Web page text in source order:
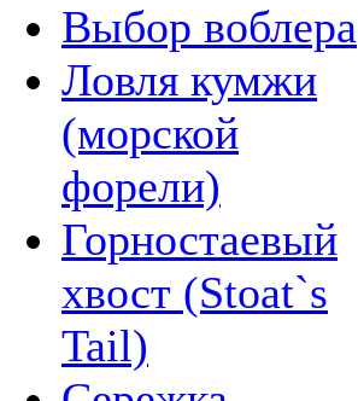
Выбор воблера
Ловля кумжи
(морской
форели)
Горностаевый
хвост (Stoat`s
Tail)